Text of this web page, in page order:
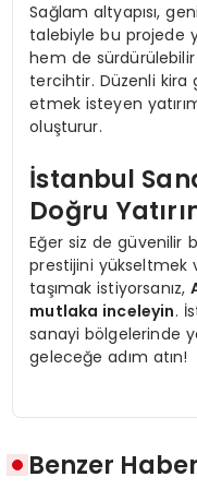
Sağlam altyapısı,
talebiyle bu projede
hem de sürdürülebilir
tercihtir. Düzenli kira
etmek isteyen
oluşturur.
İstanbul
Doğru
Eğer siz de güvenilir
prestijini yükseltmek
taşımak istiyorsanız,
mutlaka inceleyin.
sanayi bölgelerinde
geleceğe adım atın!
Benzer